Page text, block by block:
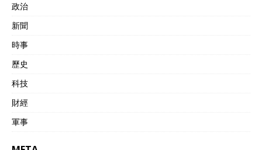
政治
新聞
時事
歷史
科技
財經
軍事